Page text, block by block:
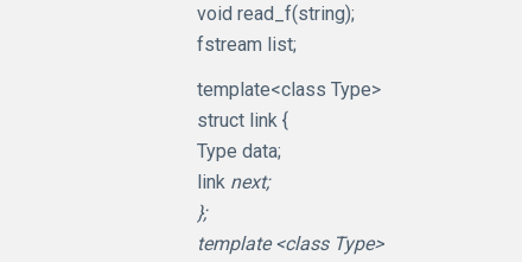
void read_f(string);
fstream list;
template<class Type>
struct link {
Type data;
link next;
};
template <class Type>